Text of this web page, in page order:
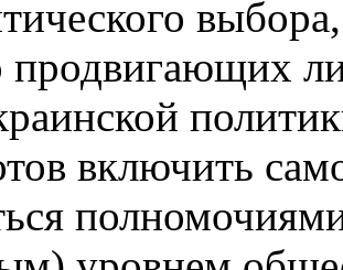
продвигающих
включить